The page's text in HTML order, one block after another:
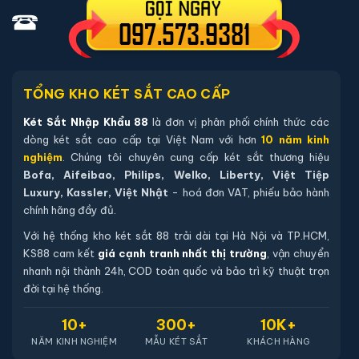
phòng tối thiểu 12 tháng).
Hướng dẫn sử dụng tiếng Việt và quy trình thiết lập mã.
Thẻ bảo hành chính hãng - đăng ký online qua mã sản
phẩm trên website.
Hướng dẫn mua Két sắt Welko KCC-
DTW-150 điện tử chính hãng
Mua hàng tại két sắt nhập khẩu 88 bạn có thể
chon lựa những cách sau:
Cách 1 : Bạn chọn sản phẩm và ấn vào mua hàng hệ
thống sẽ chuyển đến trang checkout. Ở trang check
out bạn kiểm tra lại thông tin sản phẩm 1 lần nữa. Nếu
những thông tin đã chính xác bạn tiếp tục ấn thanh
toán bạn cần để lại những thông tin cần thiết ở màn
hình để chúng tôi có thể hỗ trợ bạn. Sau đó ấn submit
TỔNG KHO KÉT SẮT CAO CẤP
Két Sắt Nhập Khẩu 88 là đơn vị phân phối chính thức các
dòng két sắt cao cấp tại Việt Nam với hơn10 năm kinh
nghiệm . Chúng tôi chuyên cung cấp két sắt thương hiệu
Bofa, Aifeibao, Philips, Welko, Liberty, Việt Tiệp
Luxury, Kassler, Việt Nhật - hoá đơn VAT, phiếu bảo hành
chính hãng đầy đủ.
Với hệ thống kho két sắt 88 trải dài tại Hà Nội và TP.HCM,
KS88 cam kết giá cạnh tranh nhất thị trường , vận chuyển
nhanh nội thành 24h, COD toàn quốc và bảo trì kỹ thuật trọn
đời tại hệ thống.
10+
NĂM KINH NGHIỆM
300+
MẪU KÉT SẮT
10K+
KHÁCH HÀNG